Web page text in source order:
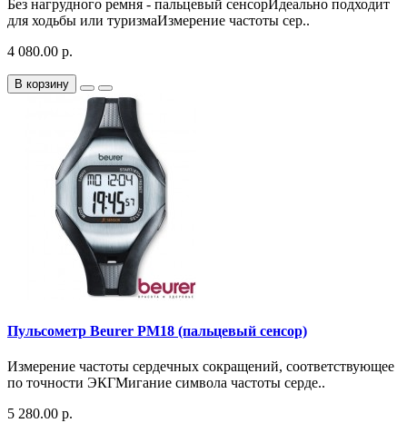
Без нагрудного ремня - пальцевый сенсорИдеально подходит
для ходьбы или туризмаИзмерение частоты сер..
4 080.00 р.
В корзину
Пульсометр Beurer PM18 (пальцевый сенсор)
Измерение частоты сердечных сокращений, соответствующее
по точности ЭКГМигание символа частоты серде..
5 280.00 р.